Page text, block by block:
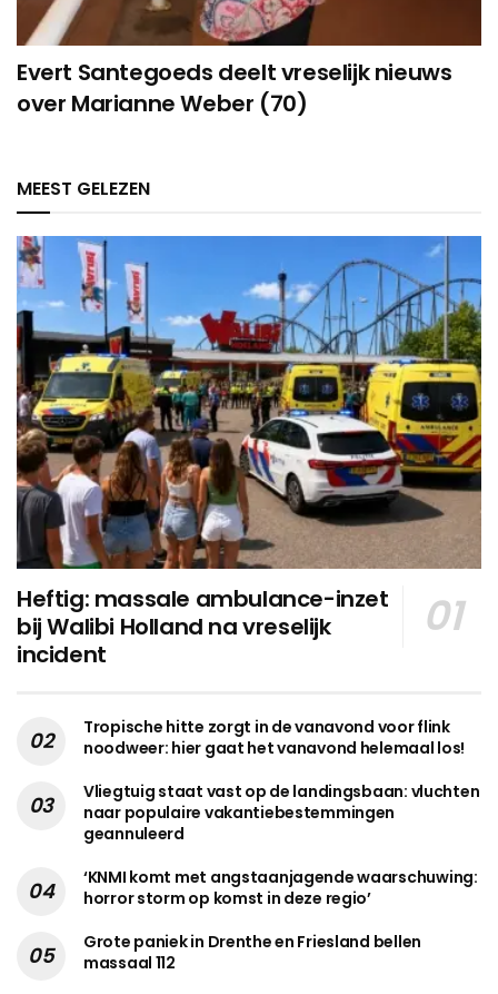
Evert Santegoeds deelt vreselijk nieuws
over Marianne Weber (70)
MEEST GELEZEN
Heftig: massale ambulance-inzet
bij Walibi Holland na vreselijk
incident
Tropische hitte zorgt in de vanavond voor flink
noodweer: hier gaat het vanavond helemaal los!
Vliegtuig staat vast op de landingsbaan: vluchten
naar populaire vakantiebestemmingen
geannuleerd
‘KNMI komt met angstaanjagende waarschuwing:
horror storm op komst in deze regio’
Grote paniek in Drenthe en Friesland bellen
massaal 112